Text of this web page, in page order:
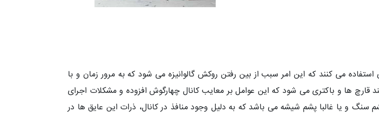
می کنند که این امر سبب از بین رفتن روکش گالوانیزه می شود که به مرور زمان و با
قارچ ها و باکتری می شود که این عوامل بر معایب کانال چهارگوش افزوده و مشکلات اجرای
سنگ و یا غالبا پشم شیشه می باشد که به دلیل وجود منافذ در کانال، ذرات این عایق ها در